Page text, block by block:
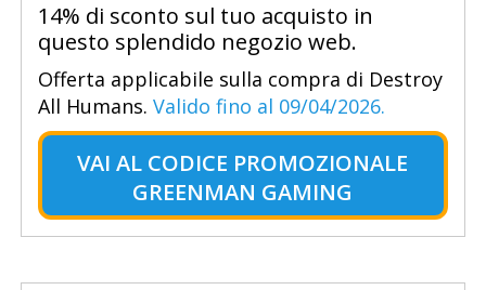
14% di sconto sul tuo acquisto in
questo splendido negozio web.
Offerta applicabile sulla compra di Destroy
All Humans. Valido fino al 09/04/2026.
VAI AL CODICE PROMOZIONALE
GREENMAN GAMING